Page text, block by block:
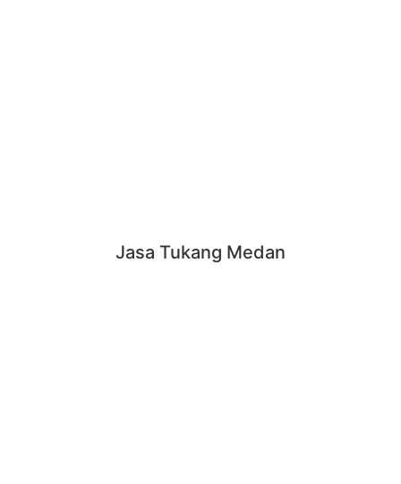
Jasa Tukang Medan